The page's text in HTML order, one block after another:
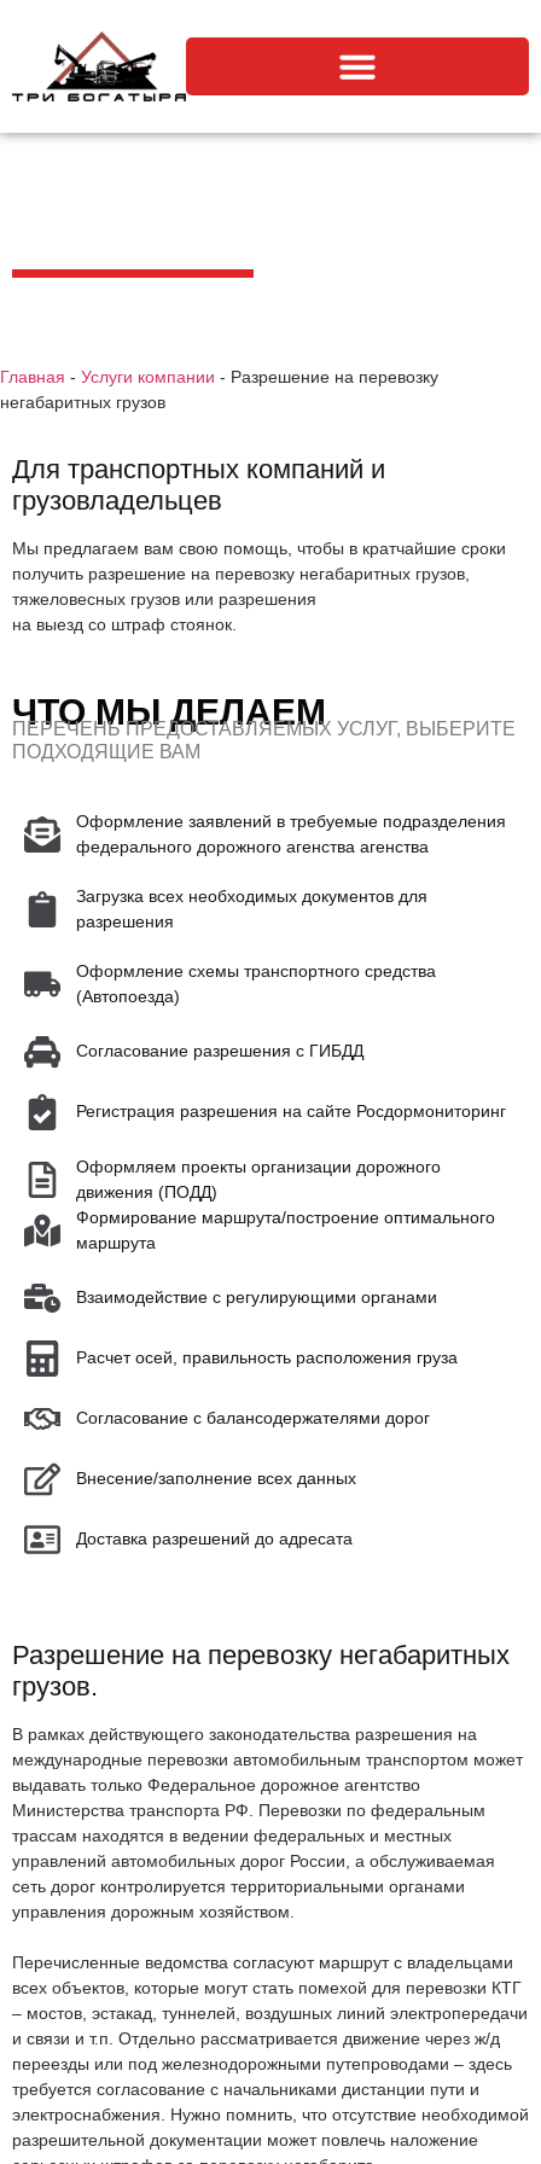
Главная - Услуги компании - Разрешение на перевозку
негабаритных грузов
Для транспортных компаний и
грузовладельцев
Мы предлагаем вам свою помощь, чтобы в кратчайшие сроки
получить разрешение на перевозку негабаритных грузов,
тяжеловесных грузов или разрешения
на выезд со штраф стоянок.
ЧТО МЫ ДЕЛАЕМ
ПЕРЕЧЕНЬ ПРЕДОСТАВЛЯЕМЫХ УСЛУГ, ВЫБЕРИТЕ
ПОДХОДЯЩИЕ ВАМ
Оформление заявлений в требуемые подразделения
федерального дорожного агенства агенства
Загрузка всех необходимых документов для
разрешения
Оформление схемы транспортного средства
(Автопоезда)
Согласование разрешения с ГИБДД
Регистрация разрешения на сайте Росдормониторинг
Оформляем проекты организации дорожного
движения (ПОДД)
Формирование маршрута/построение оптимального
маршрута
Взаимодействие с регулирующими органами
Расчет осей, правильность расположения груза
Согласование с балансодержателями дорог
Внесение/заполнение всех данных
Доставка разрешений до адресата
Разрешение на перевозку негабаритных
грузов.
В рамках действующего законодательства разрешения на
международные перевозки автомобильным транспортом может
выдавать только Федеральное дорожное агентство
Министерства транспорта РФ. Перевозки по федеральным
трассам находятся в ведении федеральных и местных
управлений автомобильных дорог России, а обслуживаемая
сеть дорог контролируется территориальными органами
управления дорожным хозяйством.
Перечисленные ведомства согласуют маршрут с владельцами
всех объектов, которые могут стать помехой для перевозки КТГ
– мостов, эстакад, туннелей, воздушных линий электропередачи
и связи и т.п. Отдельно рассматривается движение через ж/д
переезды или под железнодорожными путепроводами – здесь
требуется согласование с начальниками дистанции пути и
электроснабжения. Нужно помнить, что отсутствие необходимой
разрешительной документации может повлечь наложение